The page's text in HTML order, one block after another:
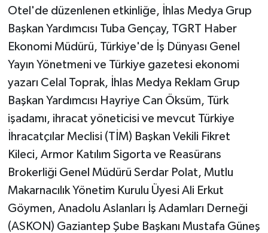
Otel'de düzenlenen etkinliğe, İhlas Medya Grup
Başkan Yardımcısı Tuba Gençay, TGRT Haber
Ekonomi Müdürü, Türkiye'de İş Dünyası Genel
Yayın Yönetmeni ve Türkiye gazetesi ekonomi
yazarı Celal Toprak, İhlas Medya Reklam Grup
Başkan Yardımcısı Hayriye Can Öksüm, Türk
işadamı, ihracat yöneticisi ve mevcut Türkiye
İhracatçılar Meclisi (TİM) Başkan Vekili Fikret
Kileci, Armor Katılım Sigorta ve Reasürans
Brokerliği Genel Müdürü Serdar Polat, Mutlu
Makarnacılık Yönetim Kurulu Üyesi Ali Erkut
Göymen, Anadolu Aslanları İş Adamları Derneği
(ASKON) Gaziantep Şube Başkanı Mustafa Güneş